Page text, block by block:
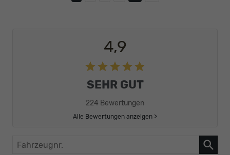
4,9
SEHR GUT
224 Bewertungen
Alle Bewertungen anzeigen >
Fahrzeugnr.